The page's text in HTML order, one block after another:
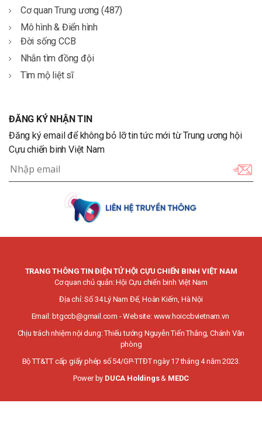
Cơ quan Trung ương (487)
Mô hình & Điển hình
Đời sống CCB
Nhắn tìm đồng đội
Tìm mộ liệt sĩ
ĐĂNG KÝ NHẬN TIN
Đăng ký email để không bỏ lỡ tin tức mới từ Trung ương hội
Cựu chiến binh Việt Nam
TRANG THÔNG TIN ĐIỆN TỬ HỘI CỰU CHIẾN BINH VIỆT NAM
Cơ quan chủ quản: Hội Cựu chiến binh Việt Nam
Địa chỉ: Số 34 Lý Nam Đế, Hoàn Kiếm, Hà Nội
Email: btgccb@gmail.com - Website: www.hoiccbvietnam.vn
Chịu trách nhiệm nội dung: Thiếu tướng Nguyễn Tiến Thắng, Chánh Văn
phòng
Bộ TT&TT cấp giấy phép số 54/GP-TTĐT ngày 17 tháng 4 năm 2023.
Power by DUCA Holdings& MEDC